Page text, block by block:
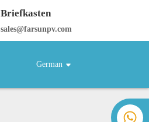
Briefkasten
sales@farsunpv.com
German